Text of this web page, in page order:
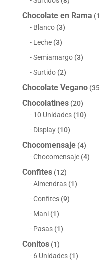
Chocolate en Rama
Blanco (3)
Leche (3)
Semiamargo (3)
Surtido (2)
Chocolate Vegano
Chocolatines (20)
10 Unidades (10)
Display (10)
Chocomensaje (4)
Chocomensaje (4)
Confites (12)
Almendras (1)
Confites (9)
Mani (1)
Pasas (1)
Conitos (1)
6 Unidades (1)